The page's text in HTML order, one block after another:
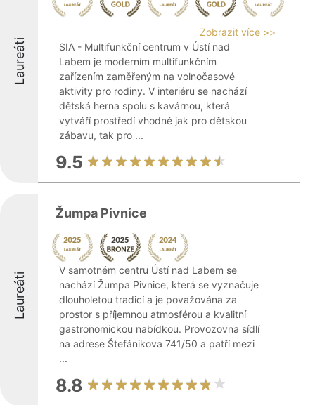
Laureáti
Zobrazit více >>
SIA - Multifunkční centrum v Ústí nad
Labem je moderním multifunkčním
zařízením zaměřeným na volnočasové
aktivity pro rodiny. V interiéru se nachází
dětská herna spolu s kavárnou, která
vytváří prostředí vhodné jak pro dětskou
zábavu, tak pro ...
9.5
Laureáti
Žumpa Pivnice
V samotném centru Ústí nad Labem se
nachází Žumpa Pivnice, která se vyznačuje
dlouholetou tradicí a je považována za
prostor s příjemnou atmosférou a kvalitní
gastronomickou nabídkou. Provozovna sídlí
na adrese Štefánikova 741/50 a patří mezi
...
8.8